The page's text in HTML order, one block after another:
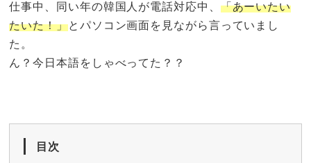
仕事中、同い年の韓国人が電話対応中、 「あーいたい
たいた！」とパソコン画面を見ながら言っていまし
た。
ん？今日本語をしゃべってた？？
目次